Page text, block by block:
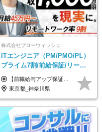
株式会社ブローウィッシュ
ITエンジニア（PM/PMO/PL）
プライム7割/前給保証/リーダ
ー経験不問/30、40代活躍中/
リモート9割
【前職給与アップ保証あり！ゆくゆくは年収800万以上も可能】 月給45万円～＋インセンティブ ※経験や適性を考慮の上、相談し決定します ※上記には固定残業代（20時間分/4万円～）が含まれます ※20時間を超過した場合は別途全額支給します ※試用期間（3ヶ月間）あり。給与・待遇に差異はございません それはより高度な案件にアサイン＆ 還元率が平均より高めのため、 これまでの給与から大幅にアップする人もいます。
東京都_神奈川県